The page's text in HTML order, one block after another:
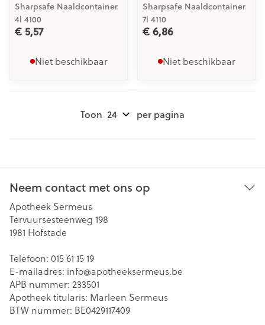
Sharpsafe Naaldcontainer
4l 4100
€ 5,57
Niet beschikbaar
Sharpsafe Naaldcontainer
7l 4110
€ 6,86
Niet beschikbaar
Toon per pagina
Neem contact met ons op
Apotheek Sermeus
Tervuursesteenweg 198
1981 Hofstade
Telefoon: 015 61 15 19
E-mailadres: info@apotheeksermeus.be
APB nummer: 233501
Apotheek titularis: Marleen Sermeus
BTW nummer: BE0429117409